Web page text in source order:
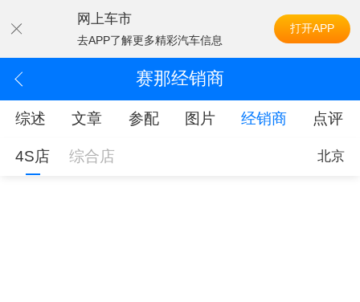
网上车市
去APP了解更多精彩汽车信息
打开APP
赛那经销商
综述 文章 参配 图片 经销商 点评
4S店 综合店 北京